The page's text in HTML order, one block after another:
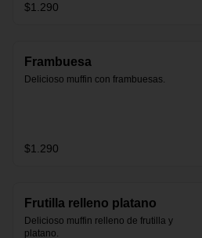
$1.290
Frambuesa
Delicioso muffin con frambuesas.
$1.290
Frutilla relleno platano
Delicioso muffin relleno de frutilla y
platano.